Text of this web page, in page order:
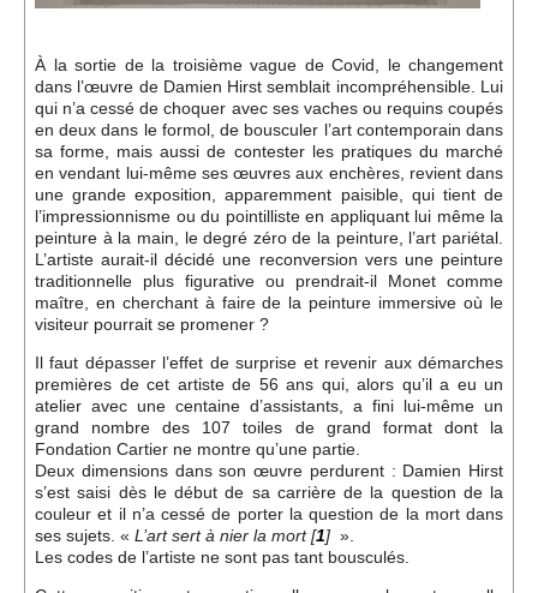
À la sortie de la troisième vague de Covid, le changement
dans l’œuvre de Damien Hirst semblait incompréhensible. Lui
qui n’a cessé de choquer avec ses vaches ou requins coupés
en deux dans le formol, de bousculer l’art contemporain dans
sa forme, mais aussi de contester les pratiques du marché
en vendant lui-même ses œuvres aux enchères, revient dans
une grande exposition, apparemment paisible, qui tient de
l’impressionnisme ou du pointilliste en appliquant lui même la
peinture à la main, le degré zéro de la peinture, l’art pariétal.
L’artiste aurait-il décidé une reconversion vers une peinture
traditionnelle plus figurative ou prendrait-il Monet comme
maître, en cherchant à faire de la peinture immersive où le
visiteur pourrait se promener ?
Il faut dépasser l’effet de surprise et revenir aux démarches
premières de cet artiste de 56 ans qui, alors qu’il a eu un
atelier avec une centaine d’assistants, a fini lui-même un
grand nombre des 107 toiles de grand format dont la
Fondation Cartier ne montre qu’une partie.
Deux dimensions dans son œuvre perdurent : Damien Hirst
s’est saisi dès le début de sa carrière de la question de la
couleur et il n’a cessé de porter la question de la mort dans
ses sujets. « L’art sert à nier la mort[1] ».
Les codes de l’artiste ne sont pas tant bousculés.